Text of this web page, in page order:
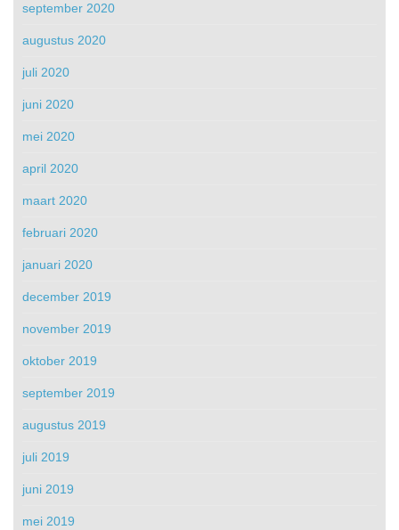
september 2020
augustus 2020
juli 2020
juni 2020
mei 2020
april 2020
maart 2020
februari 2020
januari 2020
december 2019
november 2019
oktober 2019
september 2019
augustus 2019
juli 2019
juni 2019
mei 2019